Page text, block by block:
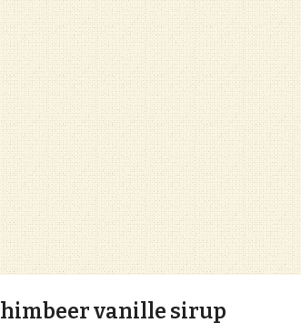
himbeer vanille sirup